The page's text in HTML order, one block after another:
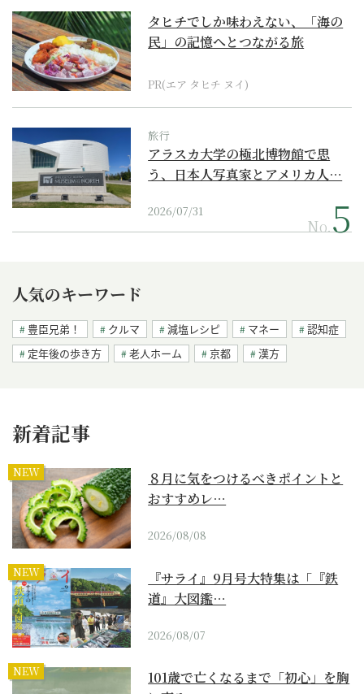
タヒチでしか味わえない、「海の
民」の記憶へとつながる旅
PR(エア タヒチ ヌイ)
旅行
アラスカ大学の極北博物館で思
う、日本人写真家とアメリカ人…
2026/07/31
No.
人気のキーワード
豊臣兄弟！ クルマ 減塩レシピ マネー
認知症
定年後の歩き方
老人ホーム 京都 漢方
新着記事
NEW
８月に気をつけるべきポイントと
おすすめレ…
2026/08/08
NEW
『サライ』9月号大特集は「『鉄
道』大図鑑…
2026/08/07
NEW
101歳で亡くなるまで「初心」を胸